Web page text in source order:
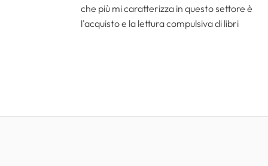
che più mi caratterizza in questo settore è
l'acquisto e la lettura compulsiva di libri